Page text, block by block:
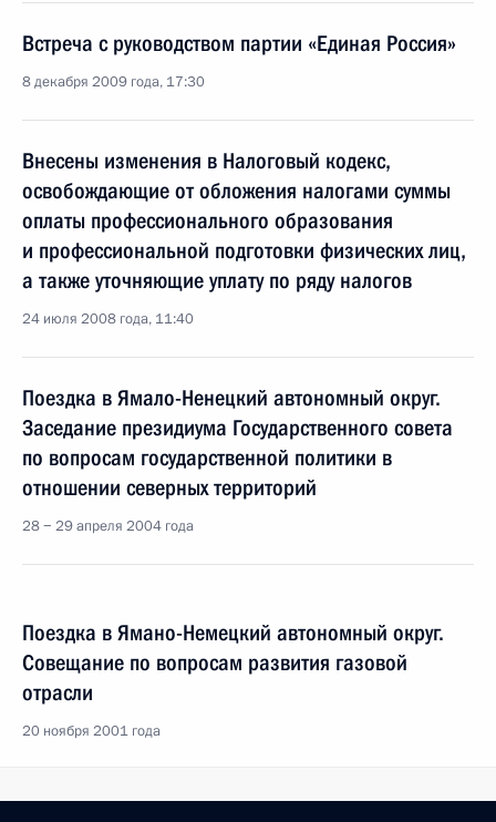
Встреча с руководством партии «Единая Россия»
8 декабря 2009 года, 17:30
Внесены изменения в Налоговый кодекс,
освобождающие от обложения налогами суммы
оплаты профессионального образования
и профессиональной подготовки физических лиц,
а также уточняющие уплату по ряду налогов
24 июля 2008 года, 11:40
Поездка в Ямало-Ненецкий автономный округ.
Заседание президиума Государственного совета
по вопросам государственной политики в
отношении северных территорий
28 − 29 апреля 2004 года
Поездка в Ямано-Немецкий автономный округ.
Совещание по вопросам развития газовой
отрасли
20 ноября 2001 года